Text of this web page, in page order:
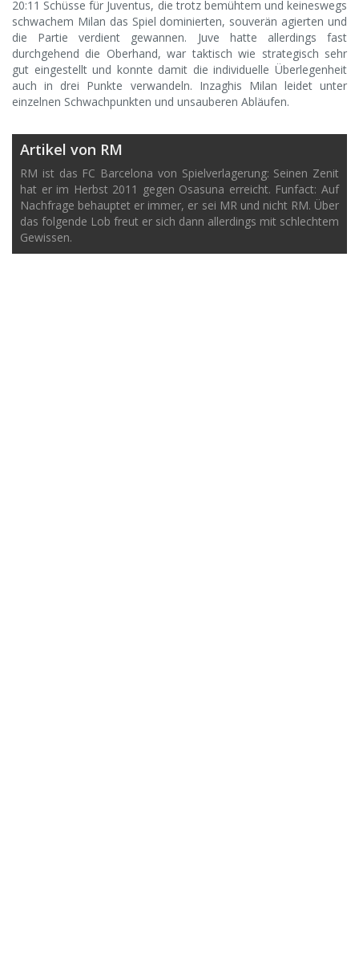
20:11 Schüsse für Juventus, die trotz bemühtem und keineswegs
schwachem Milan das Spiel dominierten, souverän agierten und
die Partie verdient gewannen. Juve hatte allerdings fast
durchgehend die Oberhand, war taktisch wie strategisch sehr
gut eingestellt und konnte damit die individuelle Überlegenheit
auch in drei Punkte verwandeln. Inzaghis Milan leidet unter
einzelnen Schwachpunkten und unsauberen Abläufen.
Artikel von RM
RM ist das FC Barcelona von Spielverlagerung: Seinen Zenit
hat er im Herbst 2011 gegen Osasuna erreicht. Funfact: Auf
Nachfrage behauptet er immer, er sei MR und nicht RM. Über
das folgende Lob freut er sich dann allerdings mit schlechtem
Gewissen.